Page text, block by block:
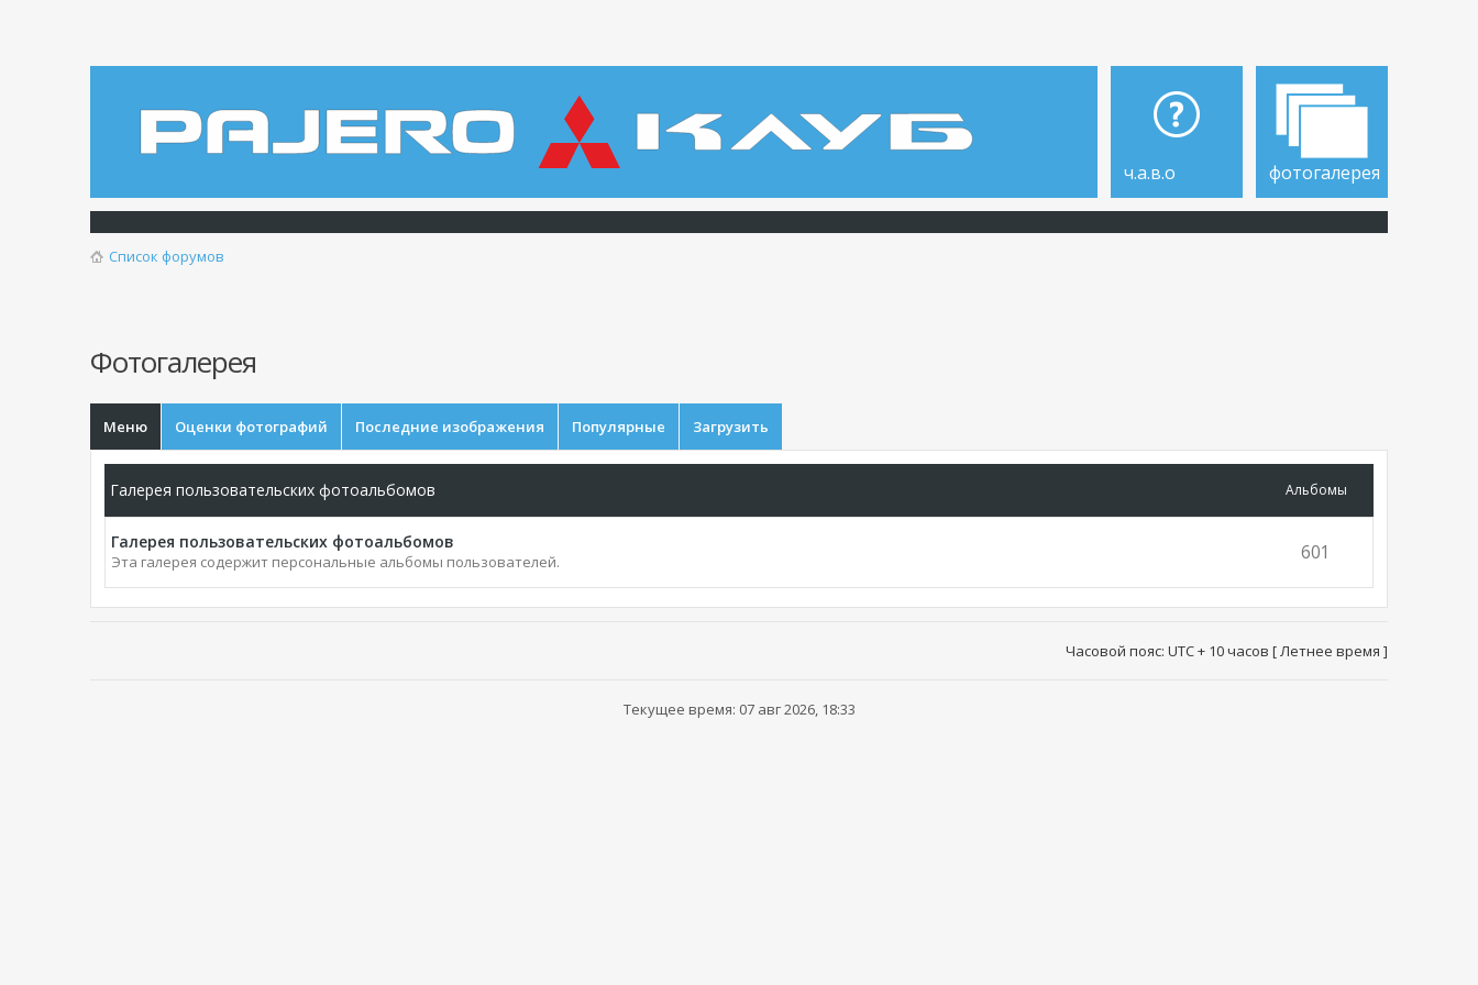
ч.а.в.о фотогалерея
Список форумов
Фотогалерея
Меню Оценки фотографий Последние изображения Популярные Загрузить
Галерея пользовательских фотоальбомов Альбомы
Галерея пользовательских фотоальбомов
Эта галерея содержит персональные альбомы пользователей. 601
Часовой пояс: UTC + 10 часов [ Летнее время ]
Текущее время: 07 авг 2026, 18:33